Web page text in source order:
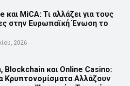
και MiCA: Τι αλλάζει για τους
στην Ευρωπαϊκή Ένωση το
2026
Blockchain και Online Casino:
Κρυπτονομίσματα Αλλάζουν